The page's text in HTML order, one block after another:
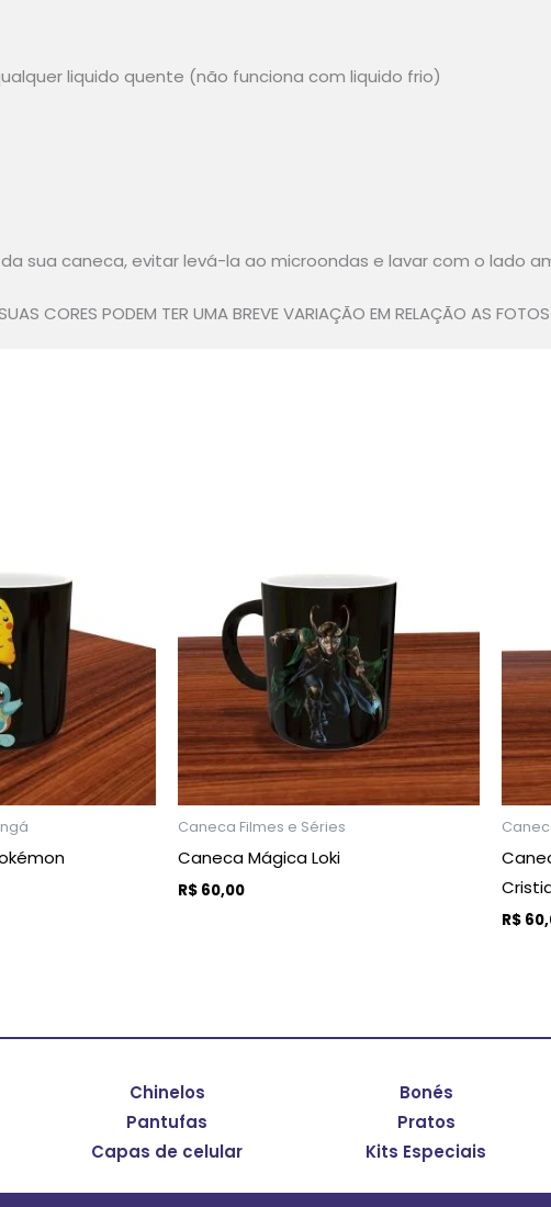
liquido quente (não funciona com liquido frio)
sua caneca, evitar levá-la ao microondas e lavar com o lado
CORES PODEM TER UMA BREVE VARIAÇÃO EM RELAÇÃO AS
tem
várias
variantes.
opções
podem
ser
escolhidas
na
Caneca Filmes e Séries
Caneca Mágica Loki
R$ 60,00
tem
várias
variantes.
As
opções
podem
ser
escolhidas
na
R$
Chinelos
Pantufas
Capas de celular
Bonés
Pratos
Kits Especiais